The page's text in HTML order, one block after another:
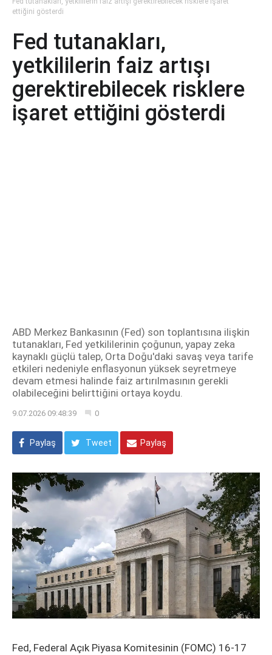
ettiğini gösterdi
Fed tutanakları,
yetkililerin faiz artışı
gerektirebilecek risklere
işaret ettiğini gösterdi
ABD Merkez Bankasının (Fed) son toplantısına ilişkin
tutanakları, Fed yetkililerinin çoğunun, yapay zeka
kaynaklı güçlü talep, Orta Doğu'daki savaş veya tarife
etkileri nedeniyle enflasyonun yüksek seyretmeye
devam etmesi halinde faiz artırılmasının gerekli
olabileceğini belirttiğini ortaya koydu.
9.07.2026 09:48:39 0
Paylaş Tweet Paylaş
Fed, Federal Açık Piyasa Komitesinin (FOMC) 16-17